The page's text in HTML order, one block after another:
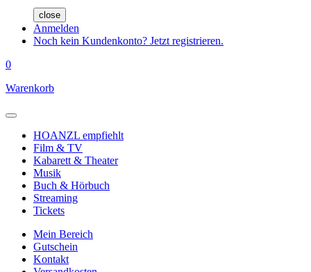
close
Anmelden
Noch kein Kundenkonto? Jetzt registrieren.
0
Warenkorb
HOANZL empfiehlt
Film & TV
Kabarett & Theater
Musik
Buch & Hörbuch
Streaming
Tickets
Mein Bereich
Gutschein
Kontakt